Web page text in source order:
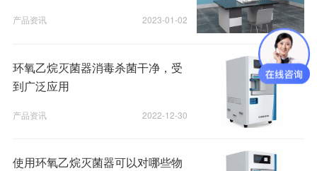
2023-01-02
产品资讯
环氧乙烷灭菌器消毒杀菌干净，受
到广泛应用
2022-12-30
产品资讯
使用环氧乙烷灭菌器可以对哪些物